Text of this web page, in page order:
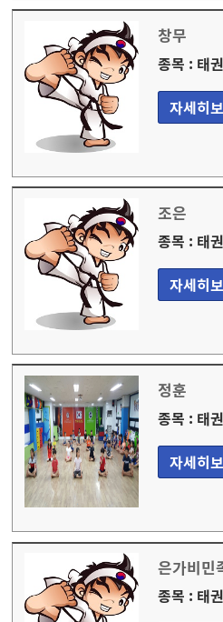
창무
종목 :
자세히
조은
종목 :
자세히
정훈
종목 :
자세히
은가비민
종목 :